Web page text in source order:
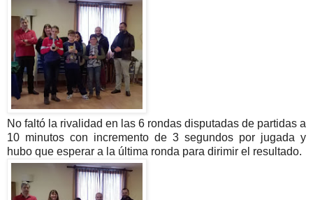
No faltó la rivalidad en las 6 rondas disputadas de partidas a
10 minutos con incremento de 3 segundos por jugada y
hubo que esperar a la última ronda para dirimir el resultado.